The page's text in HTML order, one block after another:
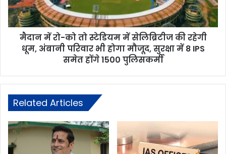
मैदान में रो-को तो स्टेडियम में सेलिब्रिटीज की रहेगी
धूम, अंबानी परिवार भी होगा मौजूद, सुरक्षा में 8 IPS
समेत होंगे 1500 पुलिसकर्मी
Related Articles